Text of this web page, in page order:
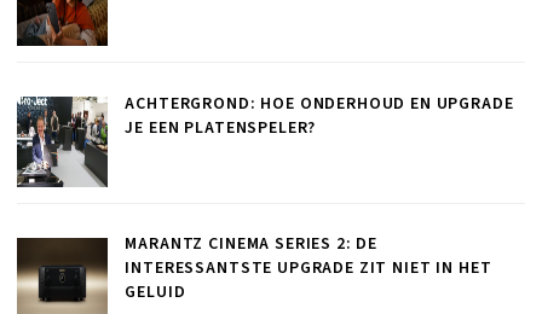
ACHTERGROND: HOE ONDERHOUD EN UPGRADE
JE EEN PLATENSPELER?
MARANTZ CINEMA SERIES 2: DE
INTERESSANTSTE UPGRADE ZIT NIET IN HET
GELUID